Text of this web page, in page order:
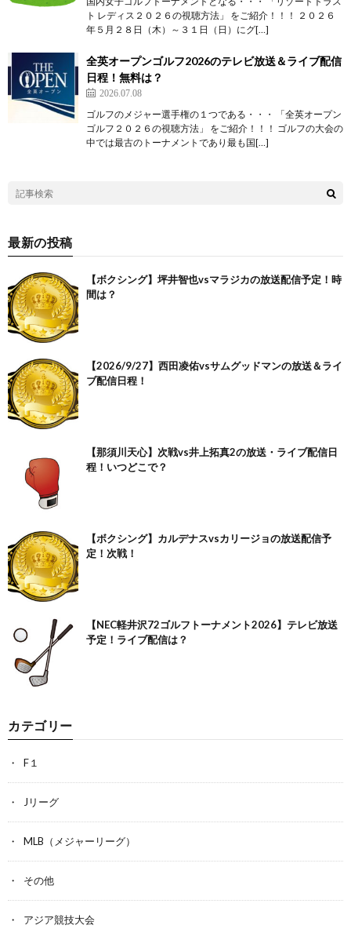
ト レディス２０２６の視聴方法」 をご紹介！！！ ２０２６
年５月２８日（木）～３１日（日）にグ[…]
全英オープンゴルフ2026のテレビ放送＆ライブ配信
日程！無料は？
2026.07.08
ゴルフのメジャー選手権の１つである・・・ 「全英オープン
ゴルフ２０２６の視聴方法」 をご紹介！！！ ゴルフの大会の
中では最古のトーナメントであり最も国[…]
最新の投稿
【ボクシング】坪井智也vsマラジカの放送配信予定！時
間は？
【2026/9/27】西田凌佑vsサムグッドマンの放送＆ライ
ブ配信日程！
【那須川天心】次戦vs井上拓真2の放送・ライブ配信日
程！いつどこで？
【ボクシング】カルデナスvsカリージョの放送配信予
定！次戦！
【NEC軽井沢72ゴルフトーナメント2026】テレビ放送
予定！ライブ配信は？
カテゴリー
F１
Jリーグ
MLB（メジャーリーグ）
その他
アジア競技大会